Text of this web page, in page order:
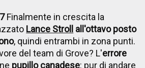
Finalmente in crescita la
Lance Stroll all'ottavo posto
, quindi entrambi in zona punti.
del team di Grove? L'errore
pupillo canadese: pur di andare